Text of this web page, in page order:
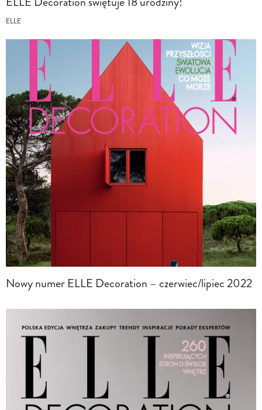
ELLE
Nowy numer ELLE Decoration – czerwiec/lipiec 2022